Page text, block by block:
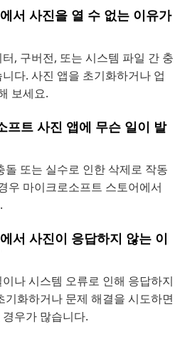
서 사진을 열 수 없는 이유가
, 구버전, 또는 시스템 파일 간 충
다. 사진 앱을 초기화하거나 업
보세요.
프트 사진 앱에 무슨 일이 발
또는 실수로 인한 삭제로 작동
우 마이크로소프트 스토어에서
서 사진이 응답하지 않는 이
나 시스템 오류로 인해 응답하지
기화하거나 문제 해결을 시도하면
우가 많습니다.